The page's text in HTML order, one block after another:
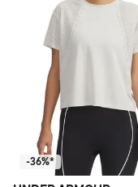
-36%*